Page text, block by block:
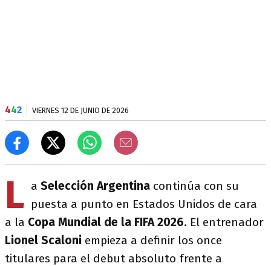
442 VIERNES 12 DE JUNIO DE 2026
L a Selección Argentina continúa con su
puesta a punto en Estados Unidos de cara
a la Copa Mundial de la FIFA 2026. El entrenador
Lionel Scaloni empieza a definir los once
titulares para el debut absoluto frente a